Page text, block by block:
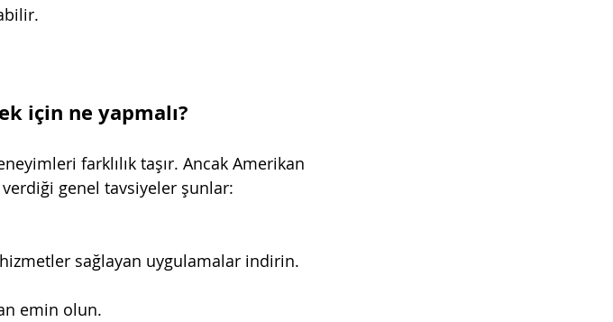
için ne yapmalı?
farklılık taşır. Ancak Amerikan
genel tavsiyeler şunlar:
sağlayan uygulamalar indirin.
emin olun.